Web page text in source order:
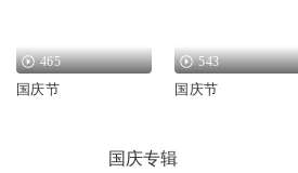
465
国庆节
543
国庆节
国庆专辑